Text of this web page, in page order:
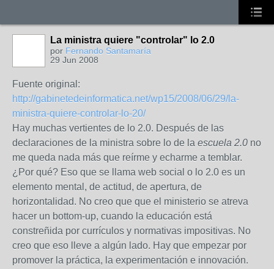
La ministra quiere "controlar" lo 2.0
por Fernando Santamaría
29 Jun 2008
Fuente original:
http://gabinetedeinformatica.net/wp15/2008/06/29/la-
ministra-quiere-controlar-lo-20/
Hay muchas vertientes de lo 2.0. Después de las
declaraciones de la ministra sobre lo de la escuela 2.0 no
me queda nada más que reírme y echarme a temblar.
¿Por qué? Eso que se llama web social o lo 2.0 es un
elemento mental, de actitud, de apertura, de
horizontalidad. No creo que que el ministerio se atreva
hacer un bottom-up, cuando la educación está
constreñida por currículos y normativas impositivas. No
creo que eso lleve a algún lado. Hay que empezar por
promover la práctica, la experimentación e innovación.